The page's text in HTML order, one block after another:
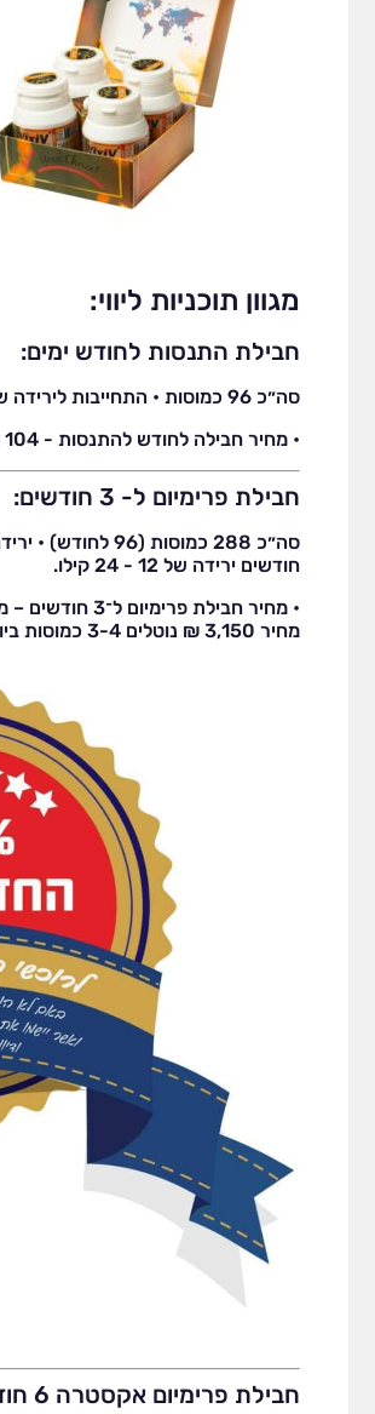
מגוון תוכניות ליווי:
חבילת התנסות לחודש ימים:
סה״כ 96 כמוסות • התחייבות לירידה של 4-2 קילו בחודש נוטלים 3-4 כמוסות ליום
• מחיר חבילה לחודש להתנסות - 104 ₪ × 12 תשלומים = סה״כ 1,248 ₪
חבילת פרימיום ל- 3 חודשים:
חודשים ירידה של 12 - 24 קילו.
מחיר 3,150 ₪ נוטלים 3-4 כמוסות ביום.
חבילת פרימיום אקסטרה 6 חודשים: